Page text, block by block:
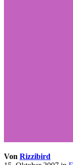
Von Rizzibird